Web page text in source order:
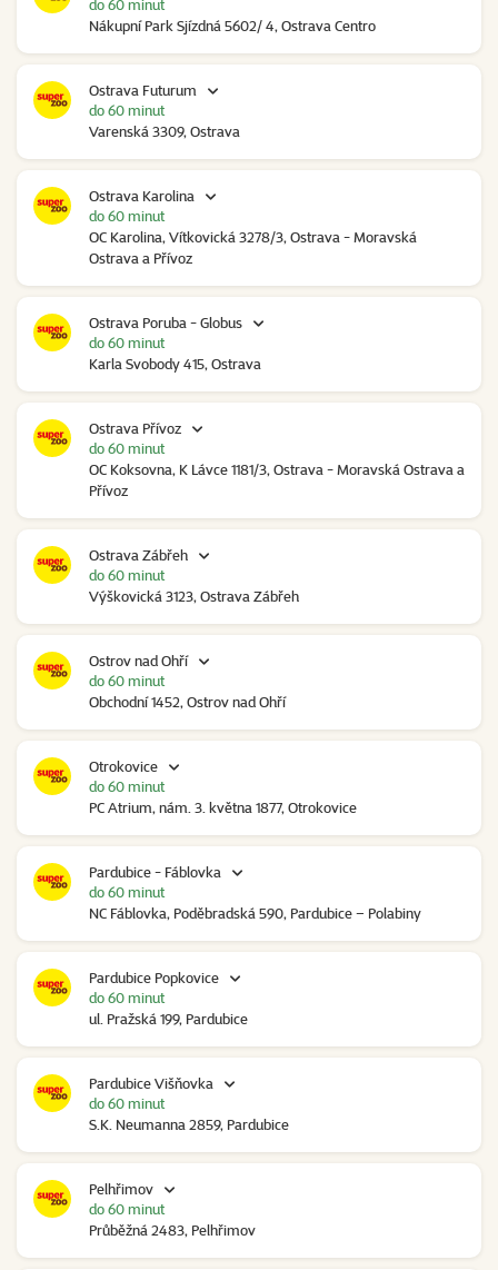
Nákupní Park Sjízdná 5602/ 4, Ostrava Centro
do 60 minut
Ostrava Futurum
Varenská 3309, Ostrava
do 60 minut
Ostrava Karolina
OC Karolina, Vítkovická 3278/3, Ostrava - Moravská
Ostrava a Přívoz
do 60 minut
Ostrava Poruba - Globus
Karla Svobody 415, Ostrava
do 60 minut
Ostrava Přívoz
OC Koksovna, K Lávce 1181/3, Ostrava - Moravská Ostrava a
Přívoz
do 60 minut
Ostrava Zábřeh
Výškovická 3123, Ostrava Zábřeh
do 60 minut
Ostrov nad Ohří
Obchodní 1452, Ostrov nad Ohří
do 60 minut
Otrokovice
PC Atrium, nám. 3. května 1877, Otrokovice
do 60 minut
Pardubice - Fáblovka
NC Fáblovka, Poděbradská 590, Pardubice – Polabiny
do 60 minut
Pardubice Popkovice
ul. Pražská 199, Pardubice
do 60 minut
Pardubice Višňovka
S.K. Neumanna 2859, Pardubice
do 60 minut
Pelhřimov
Průběžná 2483, Pelhřimov
do 60 minut